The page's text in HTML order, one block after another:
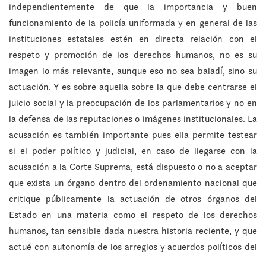
independientemente de que la importancia y buen
funcionamiento de la policía uniformada y en general de las
instituciones estatales estén en directa relación con el
respeto y promoción de los derechos humanos, no es su
imagen lo más relevante, aunque eso no sea baladí, sino su
actuación. Y es sobre aquella sobre la que debe centrarse el
juicio social y la preocupación de los parlamentarios y no en
la defensa de las reputaciones o imágenes institucionales. La
acusación es también importante pues ella permite testear
si el poder político y judicial, en caso de llegarse con la
acusación a la Corte Suprema, está dispuesto o no a aceptar
que exista un órgano dentro del ordenamiento nacional que
critique públicamente la actuación de otros órganos del
Estado en una materia como el respeto de los derechos
humanos, tan sensible dada nuestra historia reciente, y que
actué con autonomía de los arreglos y acuerdos políticos del